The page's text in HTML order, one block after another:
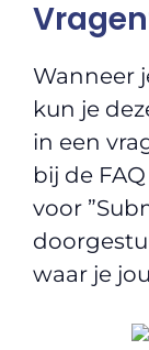
Wanneer
kun je
in een
bij de
voor
waar je